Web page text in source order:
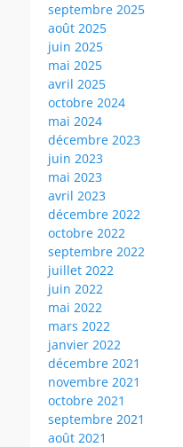
septembre 2025
août 2025
juin 2025
mai 2025
avril 2025
octobre 2024
mai 2024
décembre 2023
juin 2023
mai 2023
avril 2023
décembre 2022
octobre 2022
septembre 2022
juillet 2022
juin 2022
mai 2022
mars 2022
janvier 2022
décembre 2021
novembre 2021
octobre 2021
septembre 2021
août 2021